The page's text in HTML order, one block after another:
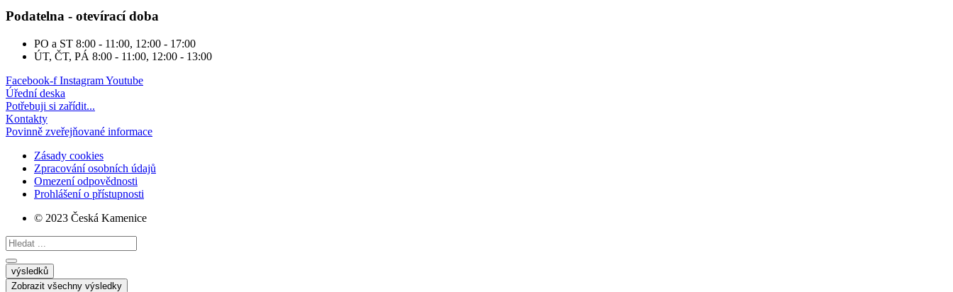
Podatelna - otevírací doba
PO a ST 8:00 - 11:00, 12:00 - 17:00
ÚT, ČT, PÁ 8:00 - 11:00, 12:00 - 13:00
Facebook-f InstagramYoutube
Úřední deska
Potřebuji si zařídit...
Kontakty
Povinně zveřejňované informace
Zásady cookies
Zpracování osobních údajů
Omezení odpovědnosti
Prohlášení o přístupnosti
© 2023 Česká Kamenice
Search
...
výsledků
Zobrazit všechny výsledky